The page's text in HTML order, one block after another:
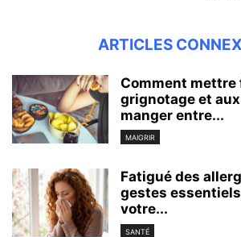
ARTICLES
Comment mettre
grignotage et
manger entre...
MAIGRIR
Fatigué des
gestes
votre...
SANTÉ